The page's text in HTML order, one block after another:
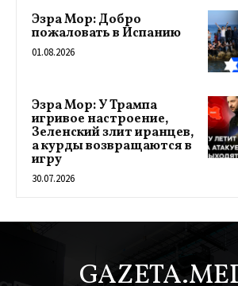
Эзра Мор: Добро
пожаловать в Испанию
01.08.2026
Эзра Мор: У Трампа
игривое настроение,
Зеленский злит иранцев,
а курды возвращаются в
игру
30.07.2026